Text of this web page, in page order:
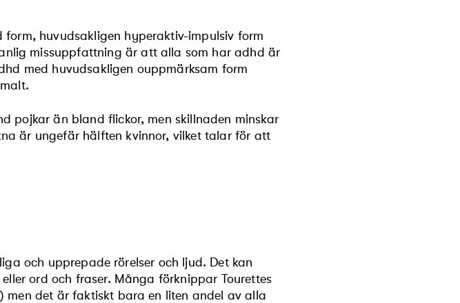
huvudsakligen hyperaktiv-impulsiv form
missuppfattning är att alla som har adhd är
med huvudsakligen ouppmärksam form
pojkar än bland flickor, men skillnaden minskar
är ungefär hälften kvinnor, vilket talar för att
och upprepade rörelser och ljud. Det kan
ord och fraser. Många förknippar Tourettes
det är faktiskt bara en liten andel av alla